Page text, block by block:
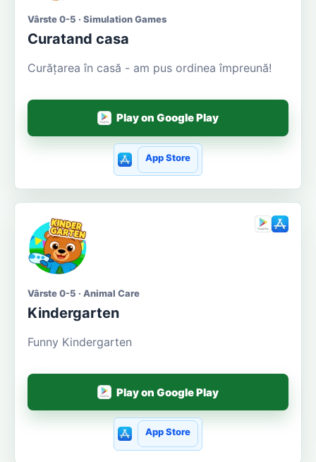
Vârste 0-5 · Simulation Games
Curatand casa
Curățarea în casă - am pus ordinea împreună!
Play on Google Play
App Store
Vârste 0-5 · Animal Care
Kindergarten
Funny Kindergarten
Play on Google Play
App Store